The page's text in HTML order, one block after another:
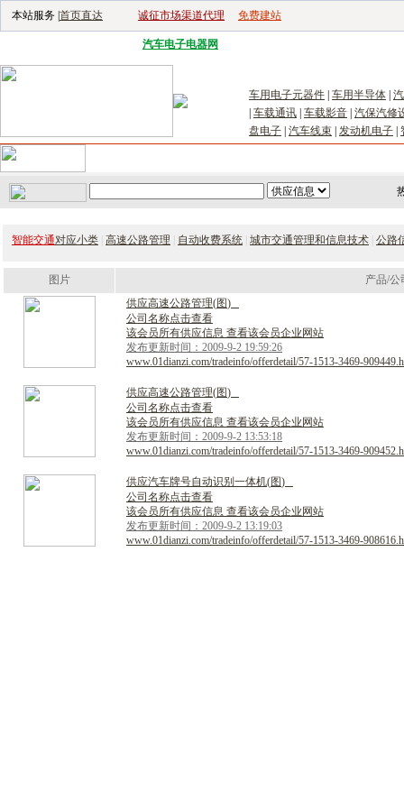
本站服务 | 首页直达 诚征市场渠道代理 免费建站
汽车电子电器网
车用电子元器件 车用半导体
车载通讯 车载影音 汽保汽修
盘电子 汽车线束 发动机电子
智能交通对应小类 高速公路管理 自动收费系统 城市交通管理和信息技术 公路
图片
产品/公
供应高速公路管理(图)
公司名称点击查看
该会员所有供应信息 查看该会员企业网站
发布更新时间：2009-9-2 19:59:26
www.01dianzi.com/tradeinfo/offerdetail/57-1513-3469-
供应高速公路管理(图)
公司名称点击查看
该会员所有供应信息 查看该会员企业网站
发布更新时间：2009-9-2 13:53:18
www.01dianzi.com/tradeinfo/offerdetail/57-1513-3469-
供应汽车牌号自动识别 一体机(图)
公司名称点击查看
该会员所有供应信息 查看该会员企业网站
发布更新时间：2009-9-2 13:19:03
www.01dianzi.com/tradeinfo/offerdetail/57-1513-3469-